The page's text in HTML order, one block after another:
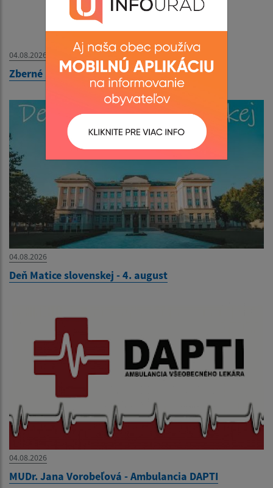
04.08.2026
Zberné miesto - OZNAM
04.08.2026
Deň Matice slovenskej - 4. august
04.08.2026
MUDr. Jana Vorobeľová - Ambulancia DAPTI